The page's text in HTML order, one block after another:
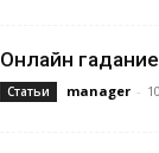
Онлайн
Статьи manager -